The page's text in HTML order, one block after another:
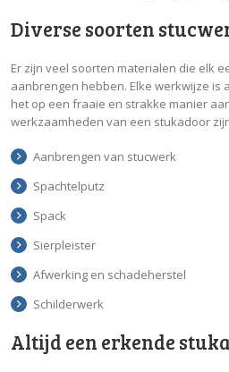
Diverse soorten
Er zijn veel soorten materialen die elk
aanbrengen hebben. Elke werkwijze is
het op een fraaie en strakke manier
werkzaamheden van een stukadoor
Aanbrengen van stucwerk
Spachtelputz
Spack
Sierpleister
Afwerking en schadeherstel
Schilderwerk
Altijd een erkende